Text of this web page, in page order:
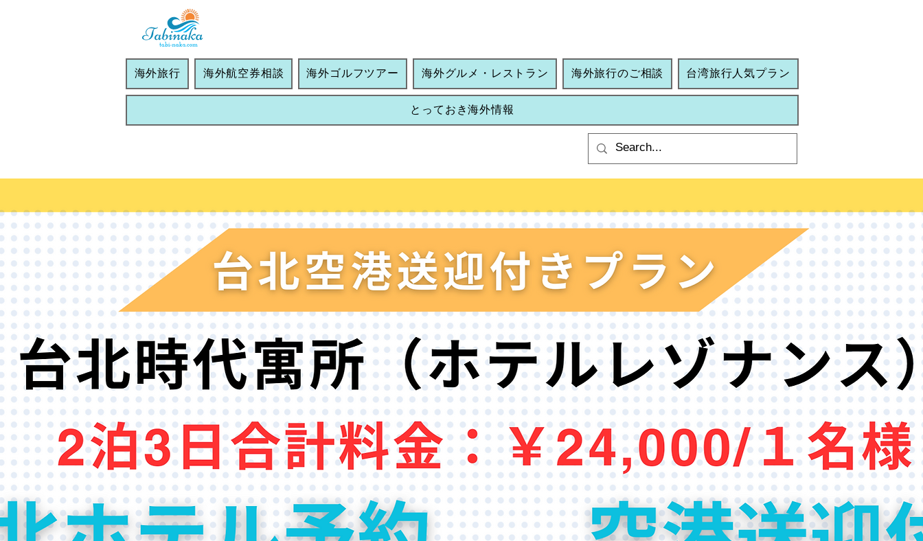
海外旅行 海外航空券相談 海外ゴルフツアー 海外グルメ・レストラン 海外旅行のご相談 台湾旅行人気プラン
とっておき海外情報